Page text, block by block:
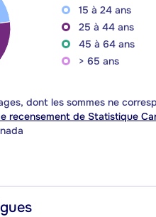
15 à 24 ans
25 à 44 ans
45 à 64 ans
> 65 ans
dont les sommes ne
recensement de Statistique